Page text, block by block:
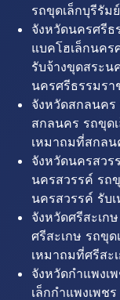
รถขุดเล็กบุรีรัม
จังหวัดนครศรีธ
แบคโฮเล็กนคร
รับจ้างขุดสระน
นครศรีธรรมรา
จังหวัดสกลนคร
สกลนคร รถขุด
เหมาถมที่สกลน
จังหวัดนครสวร
นครสวรรค์ รถ
นครสวรรค์ รับ
จังหวัดศรีสะเก
ศรีสะเกษ รถขุด
เหมาถมที่ศรีสะ
จังหวัดกำแพงเ
เล็กกำแพงเพช